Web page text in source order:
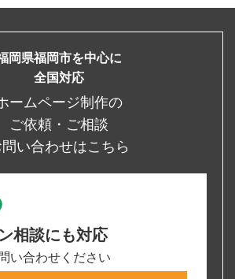
岡県福岡市を中心に
全国対応
ームページ制作の
ご依頼・ご相談
問い合わせはこちら
相談にも対応
い合わせください